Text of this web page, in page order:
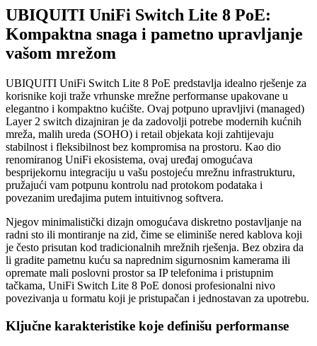
UBIQUITI UniFi Switch Lite 8 PoE:
Kompaktna snaga i pametno upravljanje
vašom mrežom
UBIQUITI UniFi Switch Lite 8 PoE predstavlja idealno rješenje za
korisnike koji traže vrhunske mrežne performanse upakovane u
elegantno i kompaktno kućište. Ovaj potpuno upravljivi (managed)
Layer 2 switch dizajniran je da zadovolji potrebe modernih kućnih
mreža, malih ureda (SOHO) i retail objekata koji zahtijevaju
stabilnost i fleksibilnost bez kompromisa na prostoru. Kao dio
renomiranog UniFi ekosistema, ovaj uređaj omogućava
besprijekornu integraciju u vašu postojeću mrežnu infrastrukturu,
pružajući vam potpunu kontrolu nad protokom podataka i
povezanim uređajima putem intuitivnog softvera.
Njegov minimalistički dizajn omogućava diskretno postavljanje na
radni sto ili montiranje na zid, čime se eliminiše nered kablova koji
je često prisutan kod tradicionalnih mrežnih rješenja. Bez obzira da
li gradite pametnu kuću sa naprednim sigurnosnim kamerama ili
opremate mali poslovni prostor sa IP telefonima i pristupnim
tačkama, UniFi Switch Lite 8 PoE donosi profesionalni nivo
povezivanja u formatu koji je pristupačan i jednostavan za upotrebu.
Ključne karakteristike koje definišu performanse